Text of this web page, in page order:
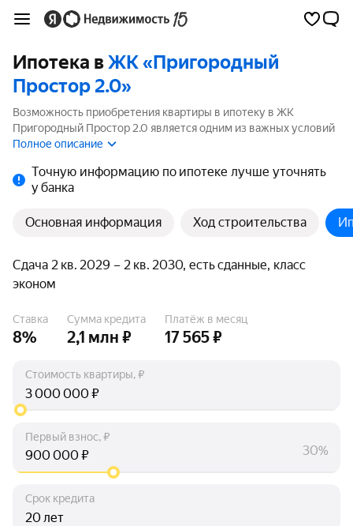
Ипотека вЖК «Пригородный
Простор 2.0»
Возможность приобретения квартиры в ипотеку в ЖК
Пригородный Простор 2.0 является одним из важных условий
выбора квартиры. На странице мы собрали программы
Полное описание
Точную информацию по ипотеке лучше уточнять
у банка
Основная информация Ход строительства
Сдача 2 кв. 2029 – 2 кв. 2030, есть сданные, класс
эконом
Ставка
8%
Сумма кредита
2,1 млн ₽
Платёж в месяц
17 565 ₽
Стоимость квартиры, ₽
₽
Первый взнос, ₽
₽ 30%
Срок кредита
лет